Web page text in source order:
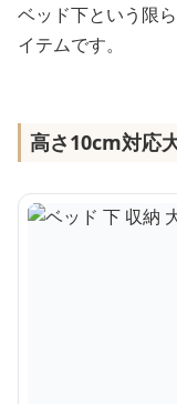
ベッド下という限
イテムです。
高さ10cm対応